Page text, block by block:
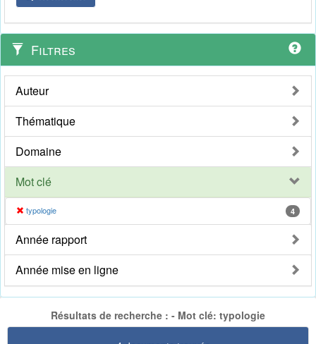
Filtres
Auteur
Thématique
Domaine
Mot clé
typologie 4
Année rapport
Année mise en ligne
Résultats de recherche : - Mot clé: typologie